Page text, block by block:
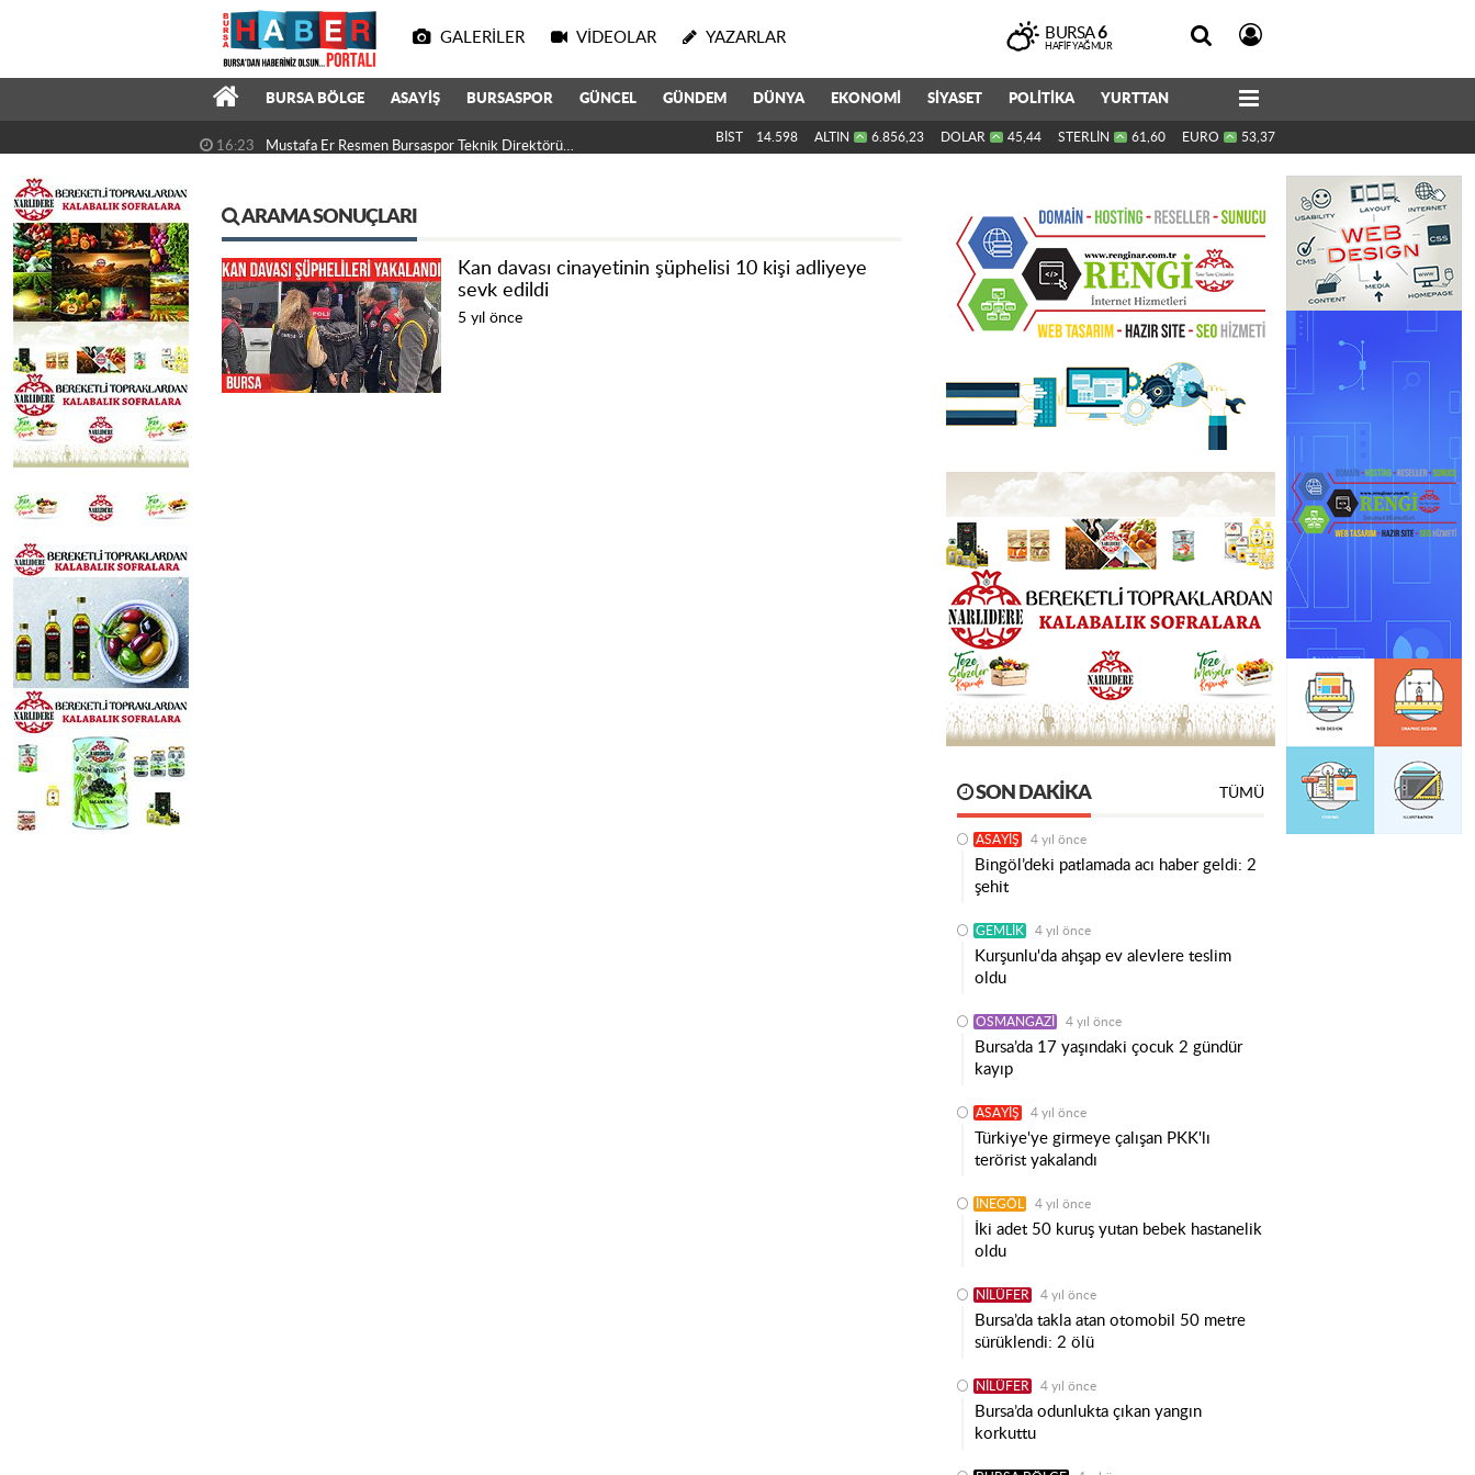
GALERILER VIDEOLAR YAZARLAR BURSA6
HAFIF YAĞMUR
BURSA BÖLGE ASAYİŞ BURSASPOR GÜNCEL GÜNDEM DÜNYA EKONOMİ SİYASET POLİTİKA YURTTAN
16:23 Mustafa Er Resmen Bursaspor Teknik Direktörü Oldu BİST 14.598 ALTIN 6.856,23 DOLAR 45,44 STERLİN 61,60 EURO 53,37
ARAMA SONUÇLARI
Kan davası cinayetinin şüphelisi 10 kişi adliyeye
sevk edildi
5 yıl önce
SON DAKIKA TÜMÜ
ASAYİŞ 4 yıl önce
Bingöl’deki patlamada acı haber geldi: 2
şehit
GEMLİK 4 yıl önce
Kurşunlu'da ahşap ev alevlere teslim
oldu
OSMANGAZİ 4 yıl önce
Bursa’da 17 yaşındaki çocuk 2 gündür
kayıp
ASAYİŞ 4 yıl önce
Türkiye'ye girmeye çalışan PKK'lı
terörist yakalandı
İNEGÖL 4 yıl önce
İki adet 50 kuruş yutan bebek hastanelik
oldu
NİLÜFER 4 yıl önce
Bursa’da takla atan otomobil 50 metre
sürüklendi: 2 ölü
NİLÜFER 4 yıl önce
Bursa’da odunlukta çıkan yangın
korkuttu